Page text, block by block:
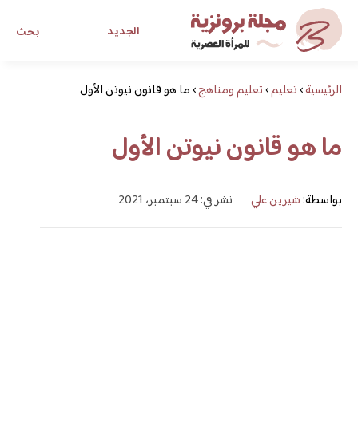
بحث الجديد
مجلة برونزية للفتاة العصرية
ابحث عن أي موضوع يهمك
الرئيسية›تعليم›تعليم ومناهج›ما هو قانون نيوتن الأول
ما هو قانون نيوتن الأول
بواسطة:شيرين علي نشر في: 24 سبتمبر، 2021